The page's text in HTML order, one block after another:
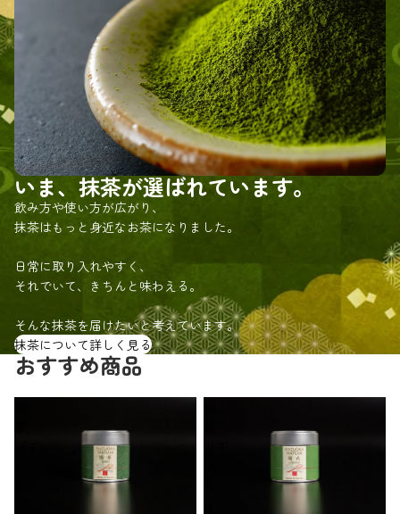
いま、抹茶が選ばれています。
飲み方や使い方が広がり、
抹茶はもっと身近なお茶になりました。
日常に取り入れやすく、
それでいて、きちんと味わえる。
そんな抹茶を届けたいと考えています。
抹茶について詳しく見る
おすすめ商品